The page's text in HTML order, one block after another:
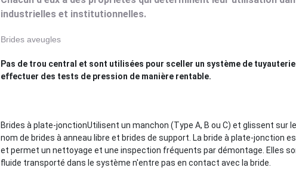
industrielles et institutionnelles.
Brides aveugles
Pas de trou central et sont utilisées pour sceller un système de
effectuer des tests de pression de manière rentable.
Brides à plate-jonctionUtilisent un manchon (Type A, B ou C) et glissent sur
nom de brides à anneau libre et brides de support. La bride à plate-jonction
et permet un nettoyage et une inspection fréquents par démontage. Elles
fluide transporté dans le système n'entre pas en contact avec la bride.